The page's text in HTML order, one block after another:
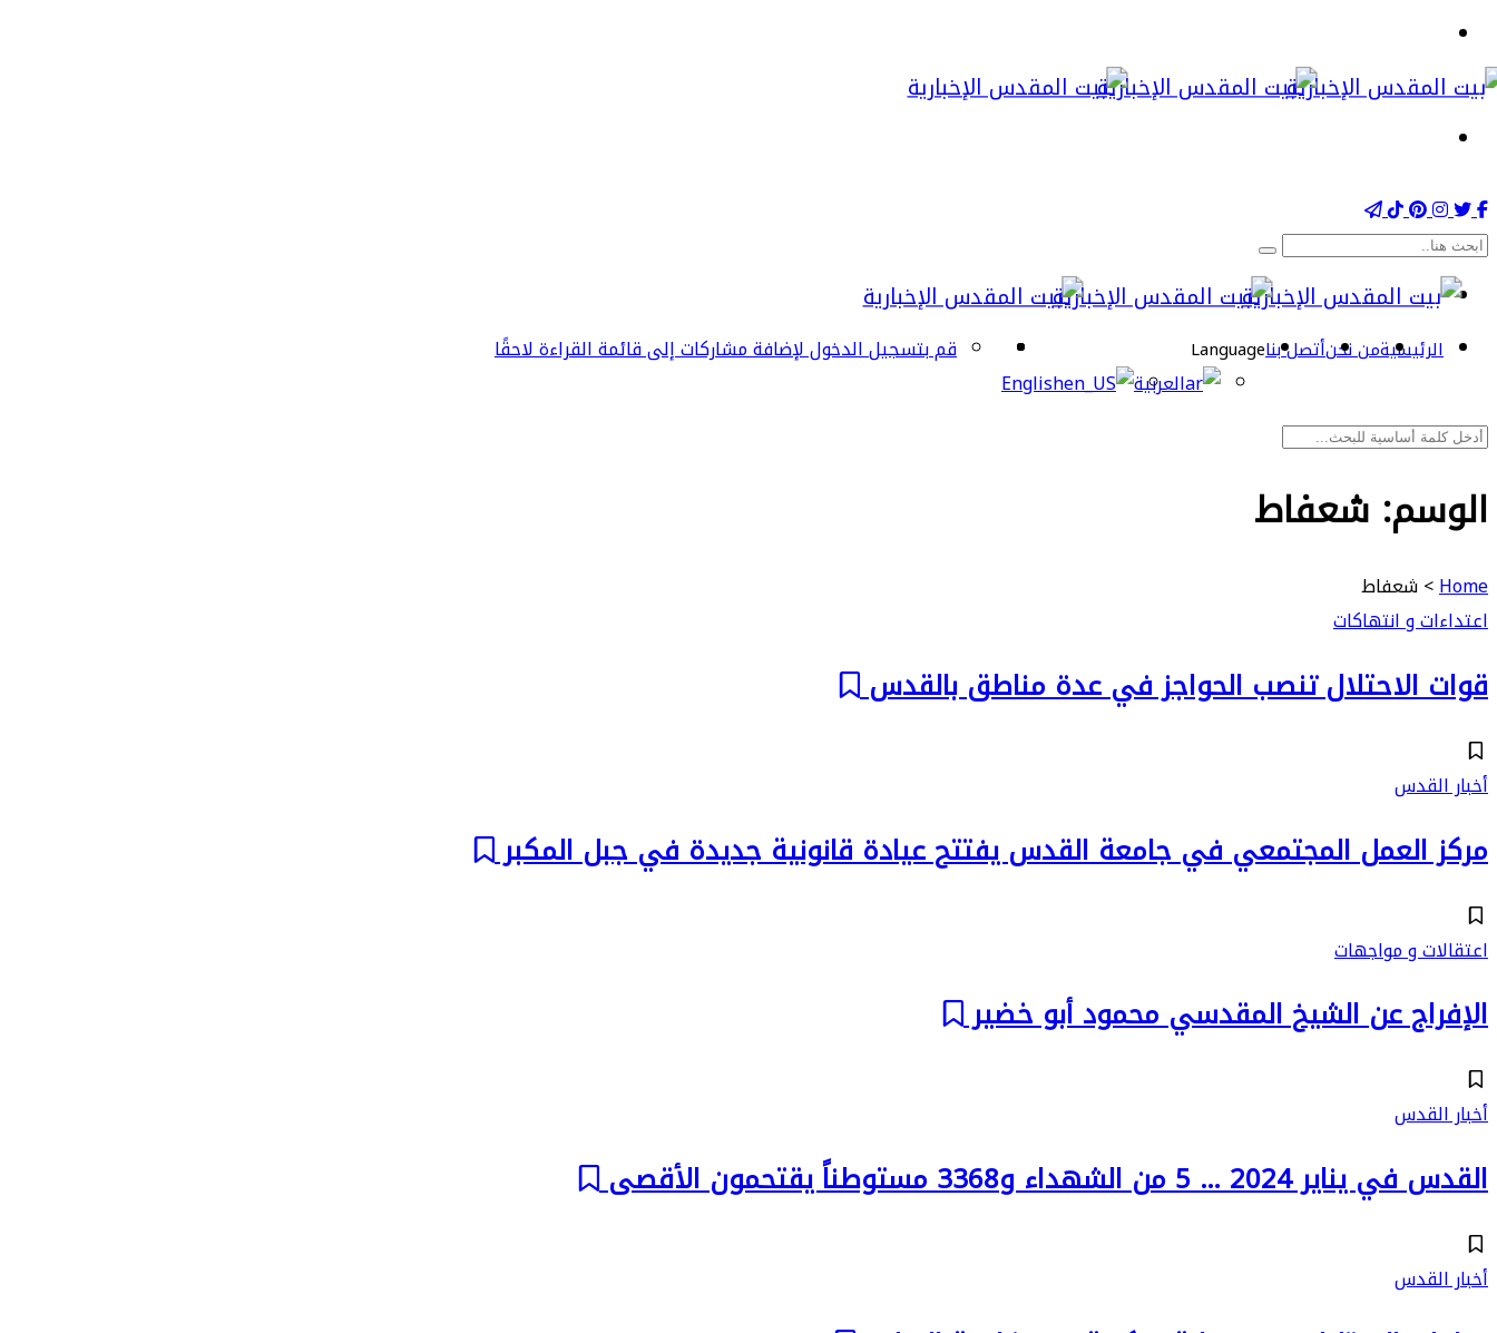
الرئيسيةمن نحنأتصل بناLanguage
العربية English
قم بتسجيل الدخول لإضافة مشاركات إلى قائمة القراءة لاحقًا
الوسم: شعفاط
Home
>شعفاط
اعتداءات و انتهاكات
قوات الاحتلال تنصب الحواجز في عدة مناطق بالقدس
أخبار القدس
مركز العمل المجتمعي في جامعة القدس يفتتح عيادة قانونية جديدة في جبل المكبر
اعتقالات و مواجهات
الإفراج عن الشيخ المقدسي محمود أبو خضير
أخبار القدس
القدس في يناير 2024 … 5 من الشهداء و3368 مستوطناً يقتحمون الأقصى
أخبار القدس